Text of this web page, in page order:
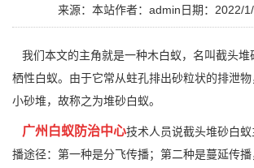
来源：本站作者：admin 日期：2022/
我们本文的主角就是一种木白蚁，名叫截头堆
栖性白蚁。由于它常从蛀孔排出砂粒状的排泄
小砂堆，故称之为堆砂白蚁。
广州白蚁防治中心技术人员说截头堆砂白
播途径：第一种是分飞传播；第二种是蔓延传